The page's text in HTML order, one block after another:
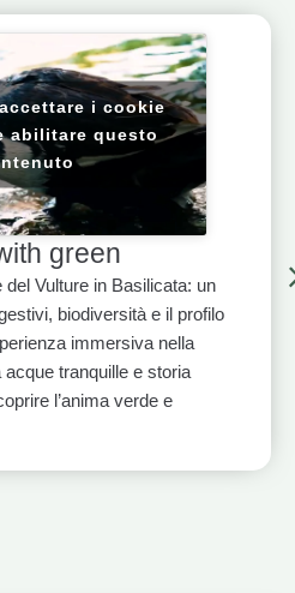
i cookie
abilitare questo
green
Vulture in Basilicata: un
biodiversità e il profilo
immersiva nella
tranquille e storia
l’anima verde e